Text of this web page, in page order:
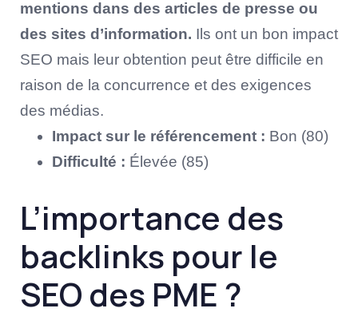
mentions dans des articles de presse ou
des sites d’information. Ils ont un bon impact
SEO mais leur obtention peut être difficile en
raison de la concurrence et des exigences
des médias.
Impact sur le référencement : Bon (80)
Difficulté : Élevée (85)
L’importance des
backlinks pour le
SEO des PME ?